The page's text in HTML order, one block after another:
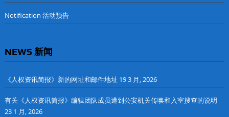
Notification 活动预告
NEWS 新闻
《人权资讯简报》新的网址和邮件地址 19 3 月, 2026
有关《人权资讯简报》编辑团队成员遭到公安机关传唤和入室搜查的说明
23 1 月, 2026